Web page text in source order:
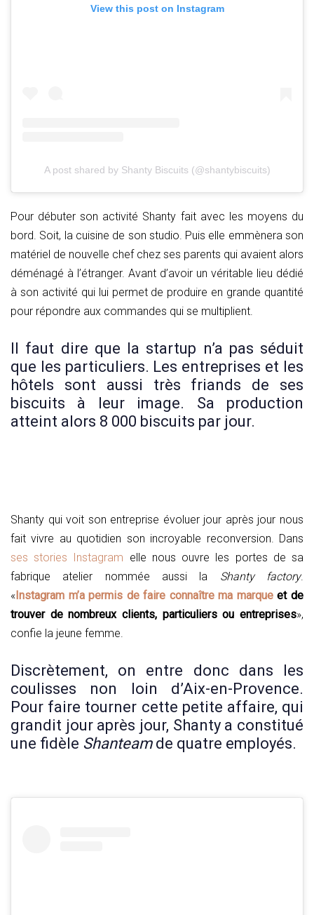
View this post on Instagram
A post shared by Shanty Biscuits (@shantybiscuits)
Pour débuter son activité Shanty fait avec les moyens du
bord. Soit, la cuisine de son studio. Puis elle emmènera son
matériel de nouvelle chef chez ses parents qui avaient alors
déménagé à l’étranger. Avant d’avoir un véritable lieu dédié
à son activité qui lui permet de produire en grande quantité
pour répondre aux commandes qui se multiplient.
Il faut dire que la startup n’a pas séduit
que les particuliers. Les entreprises et les
hôtels sont aussi très friands de ses
biscuits à leur image. Sa production
atteint alors 8 000 biscuits par jour.
Shanty qui voit son entreprise évoluer jour après jour nous
fait vivre au quotidien son incroyable reconversion. Dans
ses stories Instagram elle nous ouvre les portes de sa
fabrique atelier nommée aussi la Shanty factory.
«Instagram m’a permis de faire connaître ma marqueet de
trouver de nombreux clients, particuliers ou entreprises»,
confie la jeune femme.
Discrètement, on entre donc dans les
coulisses non loin d’Aix-en-Provence.
Pour faire tourner cette petite affaire, qui
grandit jour après jour, Shanty a constitué
une fidèle Shanteamde quatre employés.